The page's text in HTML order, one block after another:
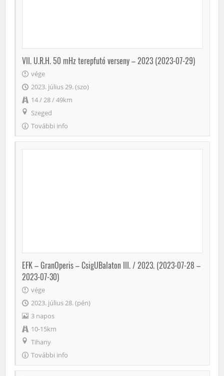
VII. U.R.H. 50 mHz terepfutó verseny – 2023 (2023-07-29)
vége
2023. július 29. (szo)
14 / 28 / 49km
Szeged
További info
EFK – GranOperis – CsigUBalaton III. / 2023. (2023-07-28 –
2023-07-30)
vége
2023. július 28. (pén)
3 napos
10-15km
Tihany
További info